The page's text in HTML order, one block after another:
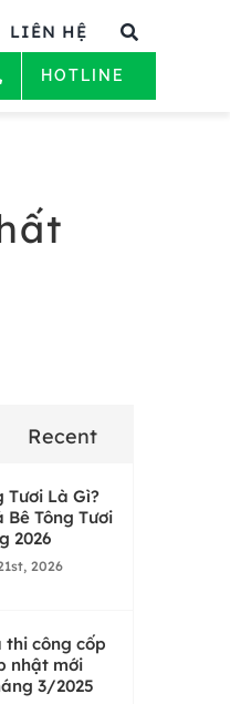
LIÊN HỆ
HOTLINE
Recent
Tươi Là Gì?
Bê Tông Tươi
2026
2026
thi công cốp
nhật mới
3/2025